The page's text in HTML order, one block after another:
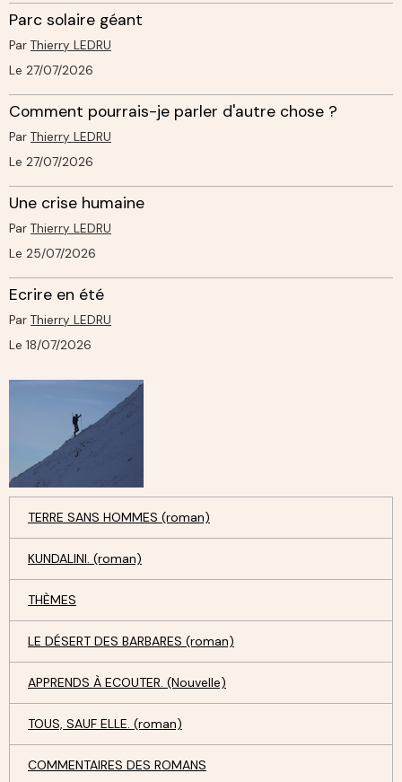
Parc solaire géant
Par Thierry LEDRU
Le 27/07/2026
Comment pourrais-je parler d'autre chose ?
Par Thierry LEDRU
Le 27/07/2026
Une crise humaine
Par Thierry LEDRU
Le 25/07/2026
Ecrire en été
Par Thierry LEDRU
Le 18/07/2026
TERRE SANS HOMMES (roman)
KUNDALINI. (roman)
THÈMES
LE DÉSERT DES BARBARES (roman)
APPRENDS À ECOUTER. (Nouvelle)
TOUS, SAUF ELLE. (roman)
COMMENTAIRES DES ROMANS